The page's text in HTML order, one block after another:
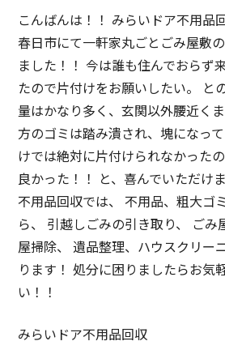
こんばんは！！ みらいドア不用
春日市にて一軒家丸ごとごみ屋敷
ました！！ 今は誰も住んでおらず
たので片付けをお願いしたい。 と
量はかなり多く、玄関以外腰近く
方のゴミは踏み潰され、塊になっ
けでは絶対に片付けられなかった
良かった！！ と、喜んでいただけ
不用品回収では、 不用品、粗大ゴ
ら、 引越しごみの引き取り、 ごみ
屋掃除、 遺品整理、ハウスクリー
ります！ 処分に困りましたらお気
い！！
みらいドア不用品回収